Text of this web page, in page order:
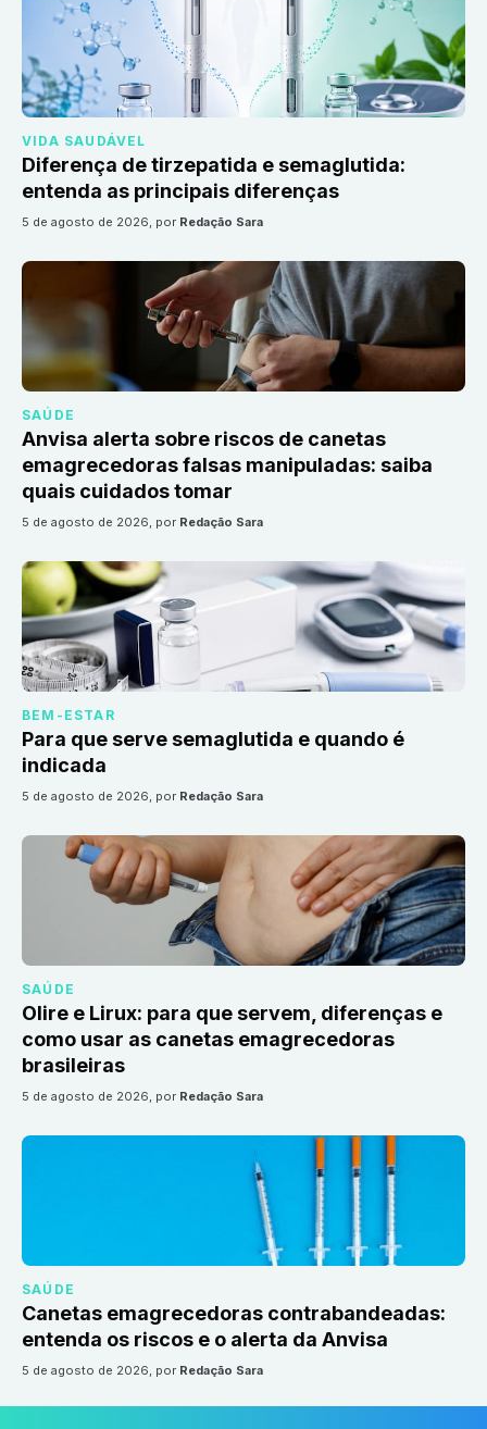
VIDA SAUDÁVEL
Diferença de tirzepatida e semaglutida:
entenda as principais diferenças
5 de agosto de 2026, por Redação Sara
SAÚDE
Anvisa alerta sobre riscos de canetas
emagrecedoras falsas manipuladas: saiba
quais cuidados tomar
5 de agosto de 2026, por Redação Sara
BEM-ESTAR
Para que serve semaglutida e quando é
indicada
5 de agosto de 2026, por Redação Sara
SAÚDE
Olire e Lirux: para que servem, diferenças e
como usar as canetas emagrecedoras
brasileiras
5 de agosto de 2026, por Redação Sara
SAÚDE
Canetas emagrecedoras contrabandeadas:
entenda os riscos e o alerta da Anvisa
5 de agosto de 2026, por Redação Sara